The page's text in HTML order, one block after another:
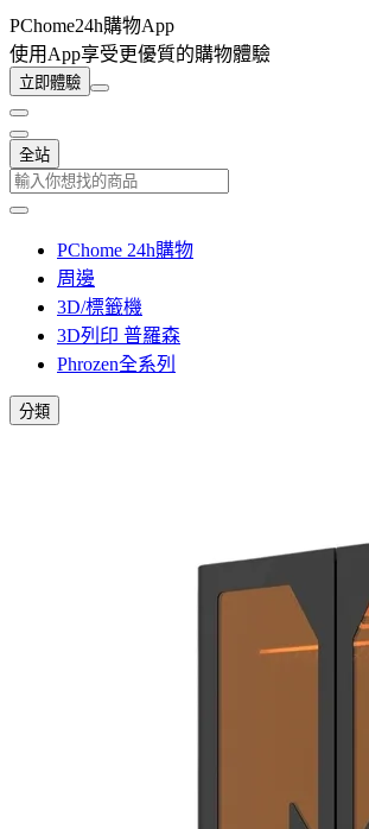
PChome24h購物App
使用App享受更優質的購物體驗
立即體驗
全站
PChome 24h購物
周邊
3D/標籤機
3D列印 普羅森
Phrozen全系列
分類